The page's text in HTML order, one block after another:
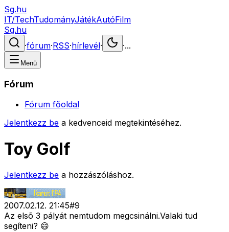
Sg.hu
IT/TechTudományJátékAutóFilm
Sg.hu
·fórum·RSS·hírlevél· ·...
Menü
Fórum
Fórum főoldal
Jelentkezz be a kedvenceid megtekintéséhez.
Toy Golf
Jelentkezz be a hozzászóláshoz.
2007.02.12. 21:45#9
Az elsõ 3 pályát nemtudom megcsinálni.Valaki tud
segíteni? 😄